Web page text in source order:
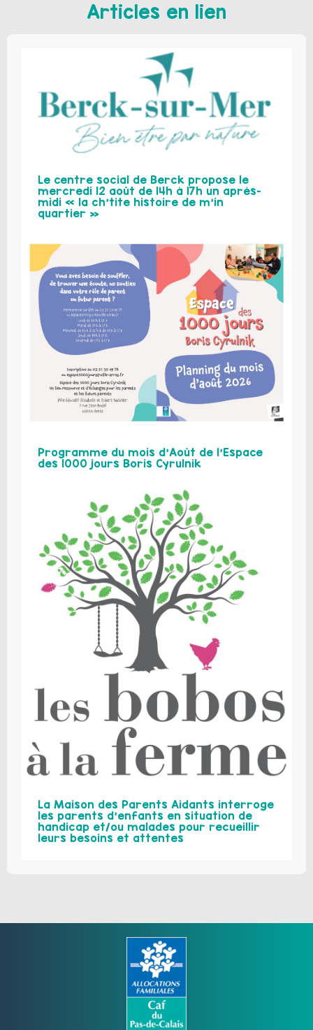
Articles en lien
Le centre social de Berck propose le
mercredi 12 août de 14h à 17h un après-
midi « la ch’tite histoire de m’in
quartier »
Programme du mois d’Août de l’Espace
des 1000 jours Boris Cyrulnik
La Maison des Parents Aidants interroge
les parents d’enfants en situation de
handicap et/ou malades pour recueillir
leurs besoins et attentes